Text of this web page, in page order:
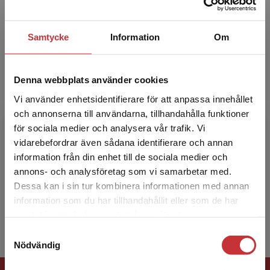
Samtycke Information Om
Denna webbplats använder cookies
Vi använder enhetsidentifierare för att anpassa innehållet
och annonserna till användarna, tillhandahålla funktioner
för sociala medier och analysera vår trafik. Vi
vidarebefordrar även sådana identifierare och annan
information från din enhet till de sociala medier och
annons- och analysföretag som vi samarbetar med.
Dessa kan i sin tur kombinera informationen med annan
information som du har tillhandahållit eller som de har
Nödvändig
Begränsad fraktregion
Det verkar som att du besöker
studentlitteratur.se via en enhet utanför Sverige.
Vi erbjuder inte leveranser utanför Sverige. För
att kunna slutföra ett köp måste
Lisbeth Larsson
Lisbeth Larsson, professor emerita i
litteraturvetenskap, är verksam vid Göteborgs
universitet. Hon forskar om kvinnolitteratur,
biografism och genus.